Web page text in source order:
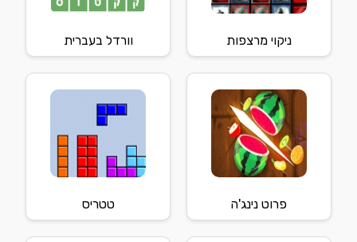
ניקוי מרצפות וורדל בעברית
פרוט נינג'ה טטריס